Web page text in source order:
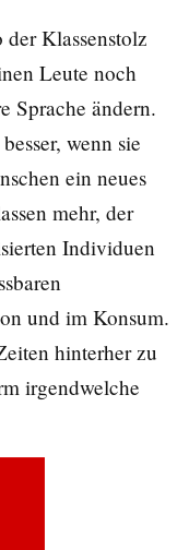
Klassenstolz
Leute noch
Sprache ändern.
wenn sie
ein neues
mehr, der
Individuen
und im Konsum.
hinterher zu
irgendwelche